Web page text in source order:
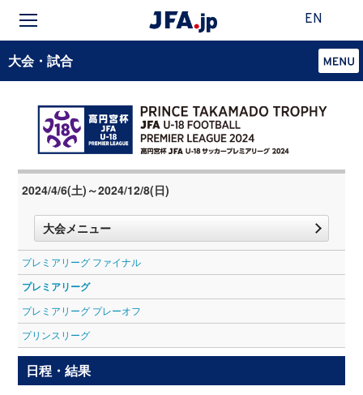
EN
大会・試合
2024/4/6(土)～2024/12/8(日)
大会メニュー
プレミアリーグ ファイナル
プレミアリーグ
プレミアリーグ プレーオフ
プリンスリーグ
日程・結果